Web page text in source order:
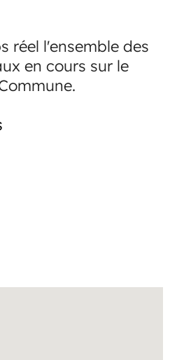
réel l'ensemble des
en cours sur le